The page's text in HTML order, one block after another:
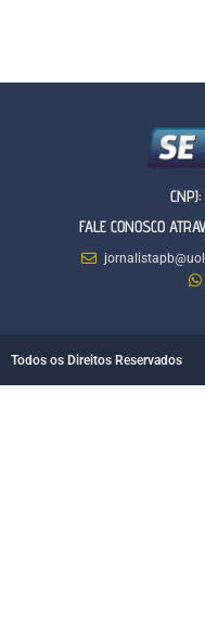
FALE CONOSCO
Todos os Direitos Reservados